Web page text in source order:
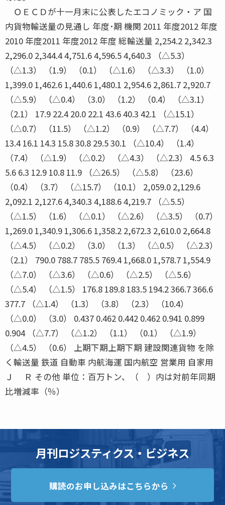
ＯＥＣＤが十一月末に公表したエコノミック・ア 国
内貨物輸送量の見通し 年度･期 機関 2011 年度2012 年度
2010 年度2011 年度2012 年度 総輸送量 2,254.2 2,342.3
2,296.0 2,344.4 4,751.6 4,596.5 4,640.3 （△5.3）
（△1.3） （1.9） （0.1） （△1.6） （△3.3） （1.0）
1,399.0 1,462.6 1,440.6 1,480.1 2,954.6 2,861.7 2,920.7
（△5.9） （△0.4） （3.0） （1.2） （0.4） （△3.1）
（2.1） 17.9 22.4 20.0 22.1 43.6 40.3 42.1 （△15.1）
（△0.7） （11.5） （△1.2） （0.9） （△7.7） （4.4）
13.4 16.1 14.3 15.8 30.8 29.5 30.1 （△10.4） （1.4）
（7.4） （△1.9） （△0.2） （△4.3） （△2.3） 4.5 6.3
5.6 6.3 12.9 10.8 11.9 （△26.5） （△5.8） （23.6）
（0.4） （3.7） （△15.7） （10.1） 2,059.0 2,129.6
2,092.1 2,127.6 4,340.3 4,188.6 4,219.7 （△5.5）
（△1.5） （1.6） （△0.1） （△2.6） （△3.5） （0.7）
1,269.0 1,340.9 1,306.6 1,358.2 2,672.3 2,610.0 2,664.8
（△4.5） （△0.2） （3.0） （1.3） （△0.5） （△2.3）
（2.1） 790.0 788.7 785.5 769.4 1,668.0 1,578.7 1,554.9
（△7.0） （△3.6） （△0.6） （△2.5） （△5.6）
（△5.4） （△1.5） 176.8 189.8 183.5 194.2 366.7 366.6
377.7 （△1.4） （1.3） （3.8） （2.3） （10.4）
（△0.0） （3.0） 0.437 0.462 0.442 0.462 0.941 0.899
0.904 （△7.7） （△1.2） （1.1） （0.1） （△1.9）
（△4.5） （0.6） 上期下期上期下期 建設関連貨物 を除
く輸送量 鉄道 自動車 内航海運 国内航空 営業用 自家用
Ｊ Ｒ その他 単位：百万トン、（ ）内は対前年同期
比増減率（％）
月刊ロジスティクス・ビジネス
購読のお申し込みはこちらから